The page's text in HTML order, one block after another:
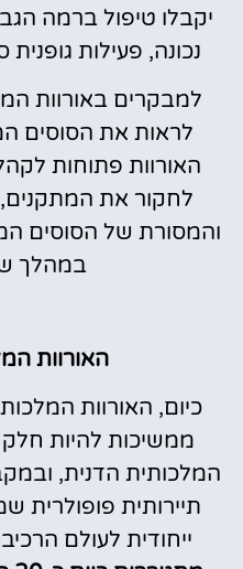
יקבלו טיפול ברמה
נכונה, פעילות
למבקרים באורוות
לראות את הסוסים
האורוות פתוחות
לחקור את
והמסורת של הסוסים
במהלך
האורוות
כיום, האורוות
ממשיכות להיות
המלכותית הדנית,
תיירותית
ייחודית לעולם